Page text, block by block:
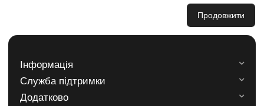
Продовжити
Інформація
Служба підтримки
Додатково